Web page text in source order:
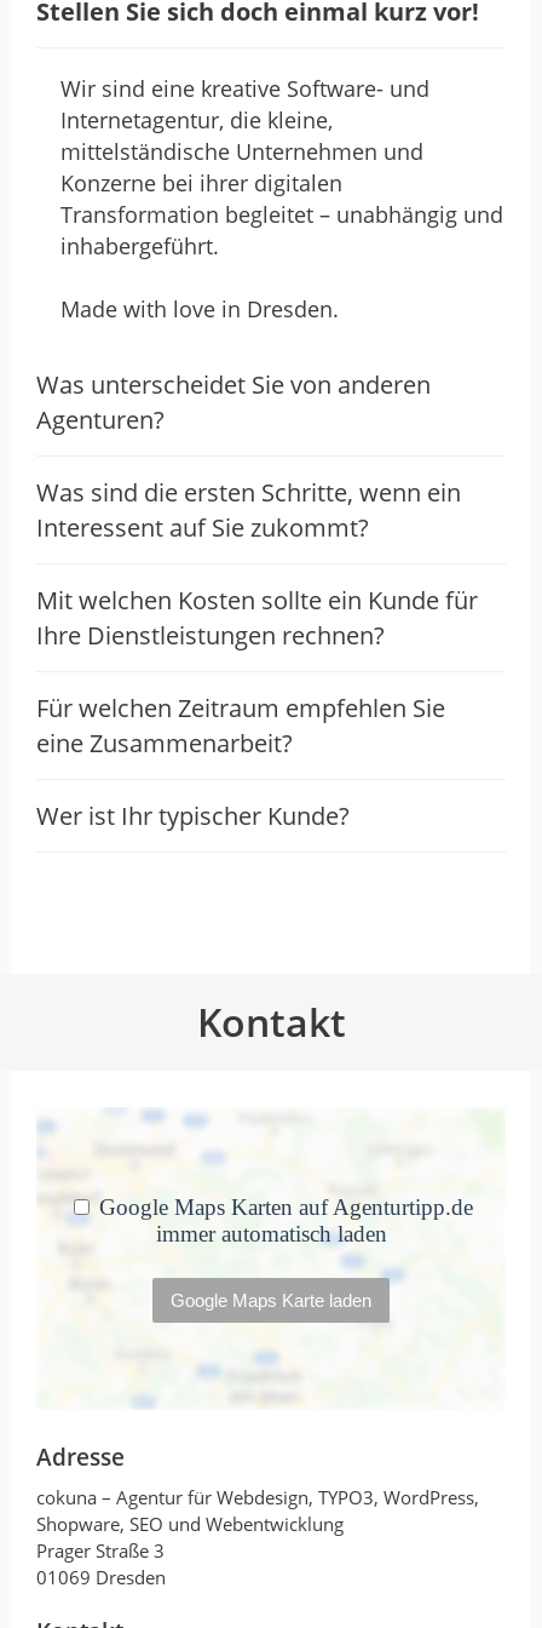
Stellen Sie sich doch einmal kurz vor!
Wir sind eine kreative Software- und
Internetagentur, die kleine,
mittelständische Unternehmen und
Konzerne bei ihrer digitalen
Transformation begleitet – unabhängig und
inhabergeführt.
Made with love in Dresden.
Was unterscheidet Sie von anderen
Agenturen?
Was sind die ersten Schritte, wenn ein
Interessent auf Sie zukommt?
Mit welchen Kosten sollte ein Kunde für
Ihre Dienstleistungen rechnen?
Für welchen Zeitraum empfehlen Sie
eine Zusammenarbeit?
Wer ist Ihr typischer Kunde?
Kontakt
Adresse
cokuna – Agentur für Webdesign, TYPO3, WordPress,
Shopware, SEO und Webentwicklung
Prager Straße 3
01069 Dresden